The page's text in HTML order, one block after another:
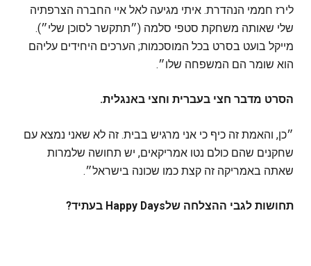
לירז חממי הנהדרת. איתי מגיעה לאל איי החברה הצרפתיה
שלי שאותה משחקת סטפי סלמה (״תתקשר לסוכן שלי״).
מייקל בועט בסרט בכל המוסכמות; הערכים היחידים עליהם
הוא שומר הם המשפחה שלו״.
הסרט מדבר חצי בעברית וחצי באנגלית.
״כן, והאמת זה כיף כי אני מרגיש בבית. זה לא שאני נמצא עם
שחקנים שהם כולם נטו אמריקאים, יש תחושה שלמרות
שאתה באמריקה זה קצת כמו שכונה בישראל״.
תחושות לגבי ההצלחה שלHappy Days בעתיד?